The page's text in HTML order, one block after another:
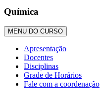
Química
MENU DO CURSO
Apresentação
Docentes
Disciplinas
Grade de Horários
Fale com a coordenação